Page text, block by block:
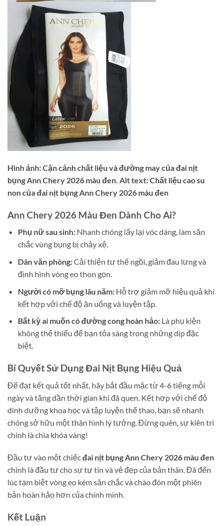
Hình ảnh: Cận cảnh chất liệu và đường may của đai nịt
bụng Ann Chery 2026 màu đen. Alt text: Chất liệu cao su
non của đai nịt bụng Ann Chery 2026 màu đen
Ann Chery 2026 Màu Đen Dành Cho Ai?
Phụ nữ sau sinh:Nhanh chóng lấy lại vóc dáng, làm săn
chắc vùng bụng bị chảy xệ.
Dân văn phòng:Cải thiện tư thế ngồi, giảm đau lưng và
định hình vòng eo thon gọn.
Người có mỡ bụng lâu năm:Hỗ trợ giảm mỡ hiệu quả khi
kết hợp với chế độ ăn uống và luyện tập.
Bất kỳ ai muốn có đường cong hoàn hảo:Là phụ kiện
không thể thiếu để bạn tỏa sáng trong những dịp đặc
biệt.
Bí Quyết Sử Dụng Đai Nịt Bụng Hiệu Quả
Để đạt kết quả tốt nhất, hãy bắt đầu mặc từ 4-6 tiếng mỗi
ngày và tăng dần thời gian khi đã quen. Kết hợp với chế độ
dinh dưỡng khoa học và tập luyện thể thao, bạn sẽ nhanh
chóng sở hữu một thân hình lý tưởng. Đừng quên, sự kiên trì
chính là chìa khóa vàng!
Đầu tư vào một chiếcđai nịt bụng Ann Chery 2026 màu đen
chính là đầu tư cho sự tự tin và vẻ đẹp của bản thân. Đã đến
lúc tạm biệt vòng eo kém săn chắc và chào đón một phiên
bản hoàn hảo hơn của chính mình.
Kết Luận